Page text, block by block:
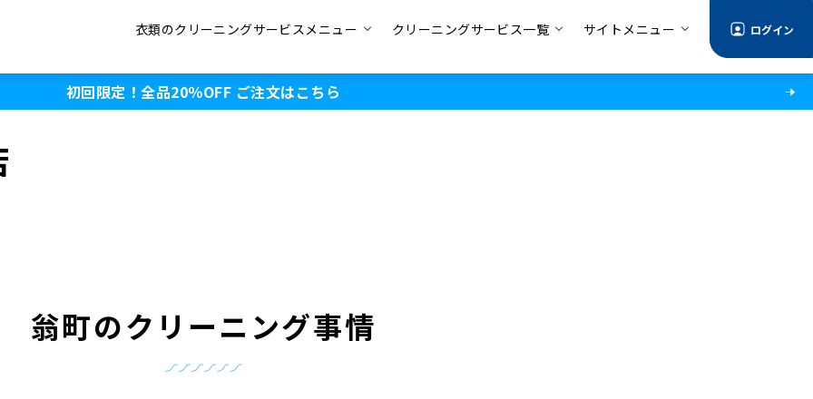
衣類のクリーニングサービスメニュー クリーニングサービス一覧 サイトメニュー ログイン
初回限定！全品20％OFF ご注文はこちら
翁町のクリーニング事情